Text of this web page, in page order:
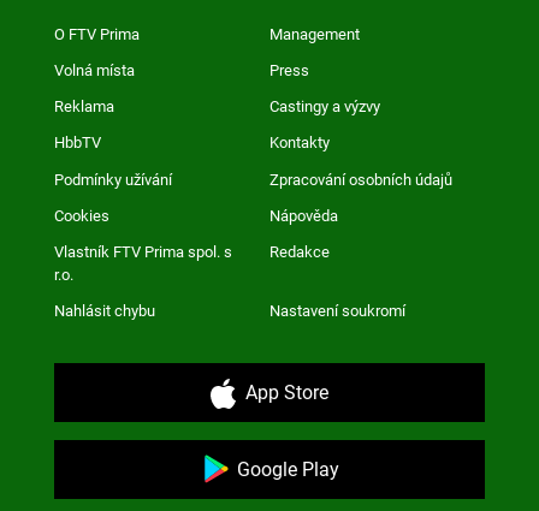
O FTV Prima Management
Volná místa Press
Reklama Castingy a výzvy
HbbTV Kontakty
Podmínky užívání Zpracování osobních údajů
Cookies Nápověda
Vlastník FTV Prima spol. s
r.o.
Redakce
Nahlásit chybu Nastavení soukromí
App Store
Google Play